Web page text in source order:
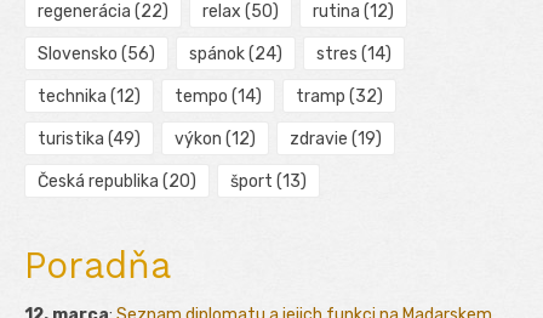
regenerácia (22) relax (50) rutina (12)
Slovensko (56) spánok(24) stres (14)
technika (12) tempo (14) tramp (32)
turistika (49) výkon (12) zdravie (19)
Česká republika (20) šport (13)
Poradňa